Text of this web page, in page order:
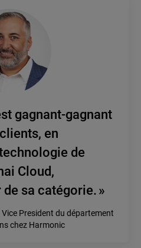
gagnant-gagnant
en
de
Cloud,
sa catégorie. »
Vice President du département
chez Harmonic